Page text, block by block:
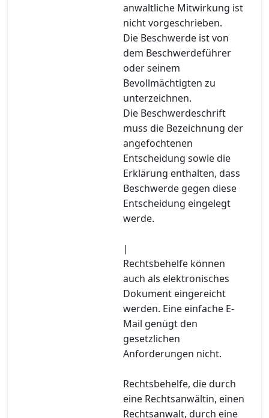
anwaltliche Mitwirkung ist
nicht vorgeschrieben.
Die Beschwerde ist von
dem Beschwerdeführer
oder seinem
Bevollmächtigten zu
unterzeichnen.
Die Beschwerdeschrift
muss die Bezeichnung der
angefochtenen
Entscheidung sowie die
Erklärung enthalten, dass
Beschwerde gegen diese
Entscheidung eingelegt
werde.
|
Rechtsbehelfe können
auch als elektronisches
Dokument eingereicht
werden. Eine einfache E-
Mail genügt den
gesetzlichen
Anforderungen nicht.
Rechtsbehelfe, die durch
eine Rechtsanwältin, einen
Rechtsanwalt, durch eine